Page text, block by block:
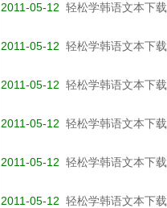
2011-05-12 轻松学韩语文本下载
2011-05-12 轻松学韩语文本下载
2011-05-12 轻松学韩语文本下载
2011-05-12 轻松学韩语文本下载
2011-05-12 轻松学韩语文本下载
2011-05-12 轻松学韩语文本下载